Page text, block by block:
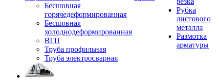
Бесшовная
горячедеформированная
Бесшовная
холоднодеформированная
ВГП
Труба профильная
Труба электросварная
Рубка
листового
металла
Размотка
арматуры